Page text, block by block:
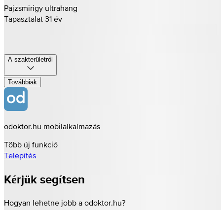
Pajzsmirigy ultrahang
Tapasztalat 31 év
A szakterületről
Továbbiak
odoktor.hu mobilalkalmazás
Több új funkció
Telepítés
Kérjük segítsen
Hogyan lehetne jobb a odoktor.hu?